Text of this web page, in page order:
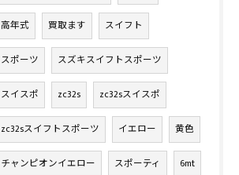
高年式 買取ます スイフト
スポーツ スズキスイフトスポーツ
スイスポ zc32s zc32sスイスポ
zc32sスイフトスポーツ イエロー 黄色
チャンピオンイエロー スポーティ 6mt